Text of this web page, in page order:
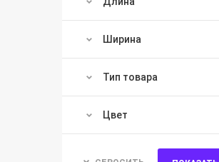
Ширина
Тип товара
Цвет